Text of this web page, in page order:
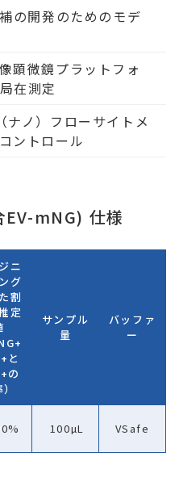
の開発のためのモデ
顕微鏡プラットフォ
在測定
ノ）フローサイトメ
ントロール
mNG) 仕様
ニ
グ
割
定
と
の
サンプル
量
バッファ
ー
100µL VSafe